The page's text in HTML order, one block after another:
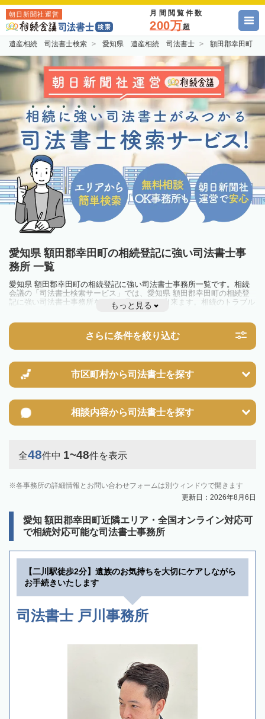
朝日新聞社運営 月間閲覧件数
200万超
遺産相続 司法書士検索 愛知県 遺産相続 司法書士 額田郡幸田町
愛知県 額田郡幸田町の相続登記に強い司法書士事
務所 一覧
愛知県 額田郡幸田町の相続登記に強い司法書士事務所一覧です。相続
会議の「司法書士検索サービス」では、愛知県 額田郡幸田町の相続登
記に強い司法書士事務所を一覧で見ることが出来ます。相続のトラブル
やお悩みを抱えている方は一度近隣の司法書士に相談してみましょう。
不動産を相続した場合、相続を知った日から3年以内に登記しないと、
10万円以下の過料が科せられるため、速やかな手続きが必要です。義務
化前の相続も対象となるため注意しましょう。
す。その他の相続手続きも任せることが可能です。
また、義務化に伴い、相続人申告登記制度が創設されました。遺産分割
の話し合いがまとまらず登記できない場合は、この制度の活用を検討し
もっと見る
さらに条件を絞り込む
市区町村から司法書士を探す
相談内容から司法書士を探す
全48件中 1~48件を表示
各事務所の詳細情報とお問い合わせフォームは別ウィンドウで開きます
更新日：2026年8月6日
愛知 額田郡幸田町近隣エリア・全国オンライン対応可
で相続対応可能な司法書士事務所
【二川駅徒歩2分】遺族のお気持ちを大切にケアしながら
お手続きいたします
司法書士 戸川事務所